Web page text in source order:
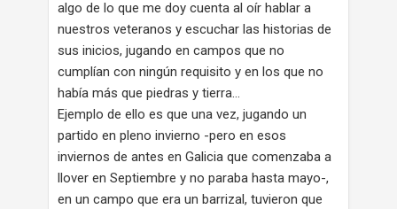
algo de lo que me doy cuenta al oír hablar a
nuestros veteranos y escuchar las historias de
sus inicios, jugando en campos que no
cumplían con ningún requisito y en los que no
había más que piedras y tierra…
Ejemplo de ello es que una vez, jugando un
partido en pleno invierno -pero en esos
inviernos de antes en Galicia que comenzaba a
llover en Septiembre y no paraba hasta mayo-,
en un campo que era un barrizal, tuvieron que